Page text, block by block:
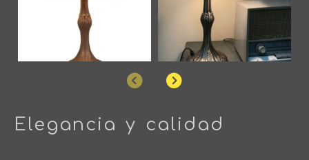
AnteriorSiguiente
Elegancia y calidad